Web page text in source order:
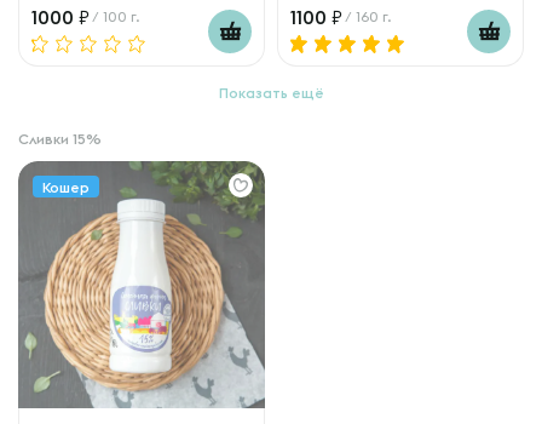
1000 / 100 г. 1100 / 160 г.
Показать ещё
Сливки 15%
Кошер